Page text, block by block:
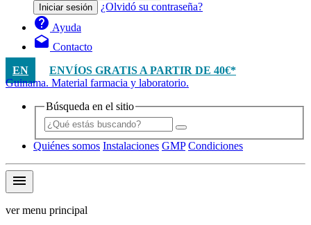
Iniciar sesión ¿Olvidó su contraseña?
help Ayuda
drafts Contacto
EN
ENVÍOS GRATIS A PARTIR DE 40€*
Guinama. Material farmacia y laboratorio.
Búsqueda en el sitio
Quiénes somos Instalaciones GMP Condiciones
menu
ver menu principal